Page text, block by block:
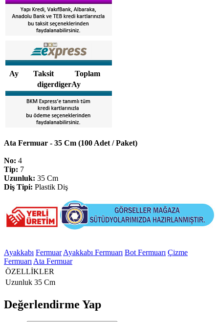
Ay Taksit
Toplam
digerdigerAy
Ata Fermuar - 35 Cm (100 Adet / Paket)
No: 4
Tip: 7
Uzunluk: 35 Cm
Diş Tipi: Plastik Diş
Ayakkabı Fermuar Ayakkabı Fermuarı Bot Fermuarı Çizme
Fermuarı Ata Fermuar
ÖZELLİKLER
Uzunluk 35 Cm
Değerlendirme Yap